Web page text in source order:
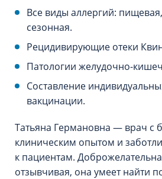
Все виды аллергий:
сезонная.
Рецидивирующие отеки
Патологии желудочно-
Составление
вакцинации.
Татьяна Германовна — врач с
клиническим опытом и
к пациентам.
отзывчивая, она умеет найти